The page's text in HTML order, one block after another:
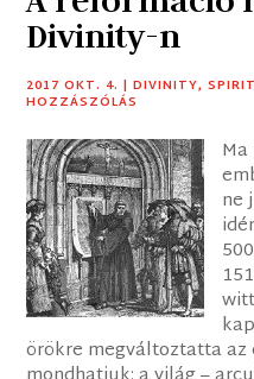
Divinity-n
2017 OKT. 4. |DIVINITY,
HOZZÁSZÓLÁS
ne
örökre megváltoztatta az